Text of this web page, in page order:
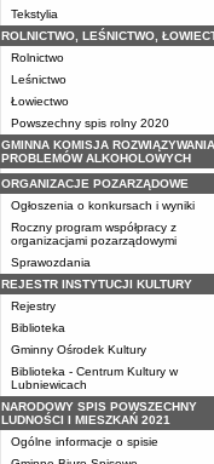
Tekstylia
ROLNICTWO, LEŚNICTWO,
Rolnictwo
Leśnictwo
Łowiectwo
Powszechny spis rolny 2020
GMINNA KOMISJA ROZWIĄZYWANIA
PROBLEMÓW ALKOHOLOWYCH
ORGANIZACJE POZARZĄDOWE
Ogłoszenia o konkursach i wyniki
Roczny program współpracy z
organizacjami pozarządowymi
Sprawozdania
REJESTR INSTYTUCJI KULTURY
Rejestry
Biblioteka
Gminny Ośrodek Kultury
Biblioteka - Centrum Kultury w
Lubniewicach
NARODOWY SPIS POWSZECHNY
LUDNOŚCI I MIESZKAŃ 2021
Ogólne informacje o spisie